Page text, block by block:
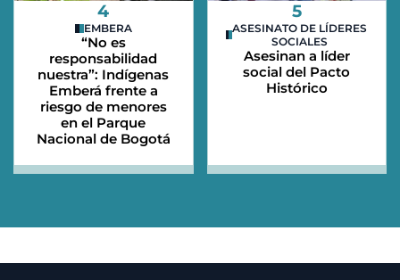
4
EMBERA
“No es
responsabilidad
nuestra”: Indígenas
Emberá frente a
riesgo de menores
en el Parque
Nacional de Bogotá
5
ASESINATO DE LÍDERES
SOCIALES
Asesinan a líder
social del Pacto
Histórico